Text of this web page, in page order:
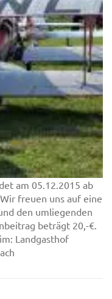
am 05.12.2015 ab
freuen uns auf eine
den umliegenden
beträgt 20,-€.
Landgasthof